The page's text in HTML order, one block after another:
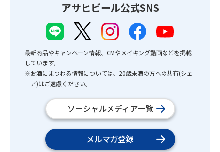
アサヒビール公式SNS
最新商品やキャンペーン情報、CMやメイキング動画などを掲載
しています。
※お酒にまつわる情報については、20歳未満の方への共有(シェ
ア)はご遠慮ください。
ソーシャルメディア一覧
メルマガ登録